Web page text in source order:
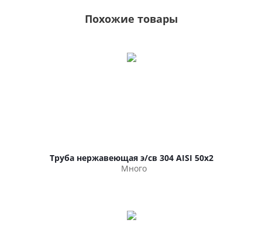
Похожие товары
Труба нержавеющая э/св 304 AISI 50х2
Много